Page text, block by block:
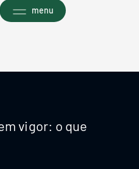
menu
vigor: o que